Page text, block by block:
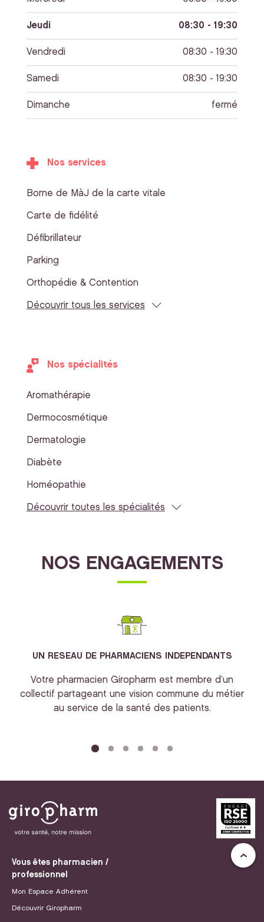
Jeudi 08:30 - 19:30
Vendredi 08:30 - 19:30
Samedi 08:30 - 19:30
Dimanche fermé
Nos services
Borne de MàJ de la carte vitale
Carte de fidélité
Défibrillateur
Parking
Orthopédie & Contention
Découvrir tous les services
Nos spécialités
Aromathérapie
Dermocosmétique
Dermatologie
Diabète
Homéopathie
Découvrir toutes les spécialités
NOS ENGAGEMENTS
UN RESEAU DE PHARMACIENS INDEPENDANTS
Votre pharmacien Giropharm est membre d’un
collectif partageant une vision commune du métier
au service de la santé des patients.
Vous êtes pharmacien /
professionnel
Mon Espace Adhérent
Découvrir Giropharm